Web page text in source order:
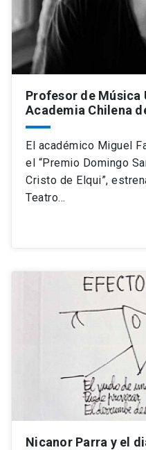
Profesor de Música
Academia Chilena
El académico Miguel
el “Premio Domingo
Cristo de Elqui”,
Teatro…
Nicanor Parra y el